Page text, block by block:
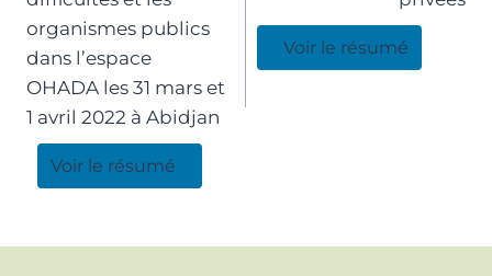
organismes publics
dans l’espace
OHADA les 31 mars et
1 avril 2022 à Abidjan
Voir le résumé
Voir le résumé